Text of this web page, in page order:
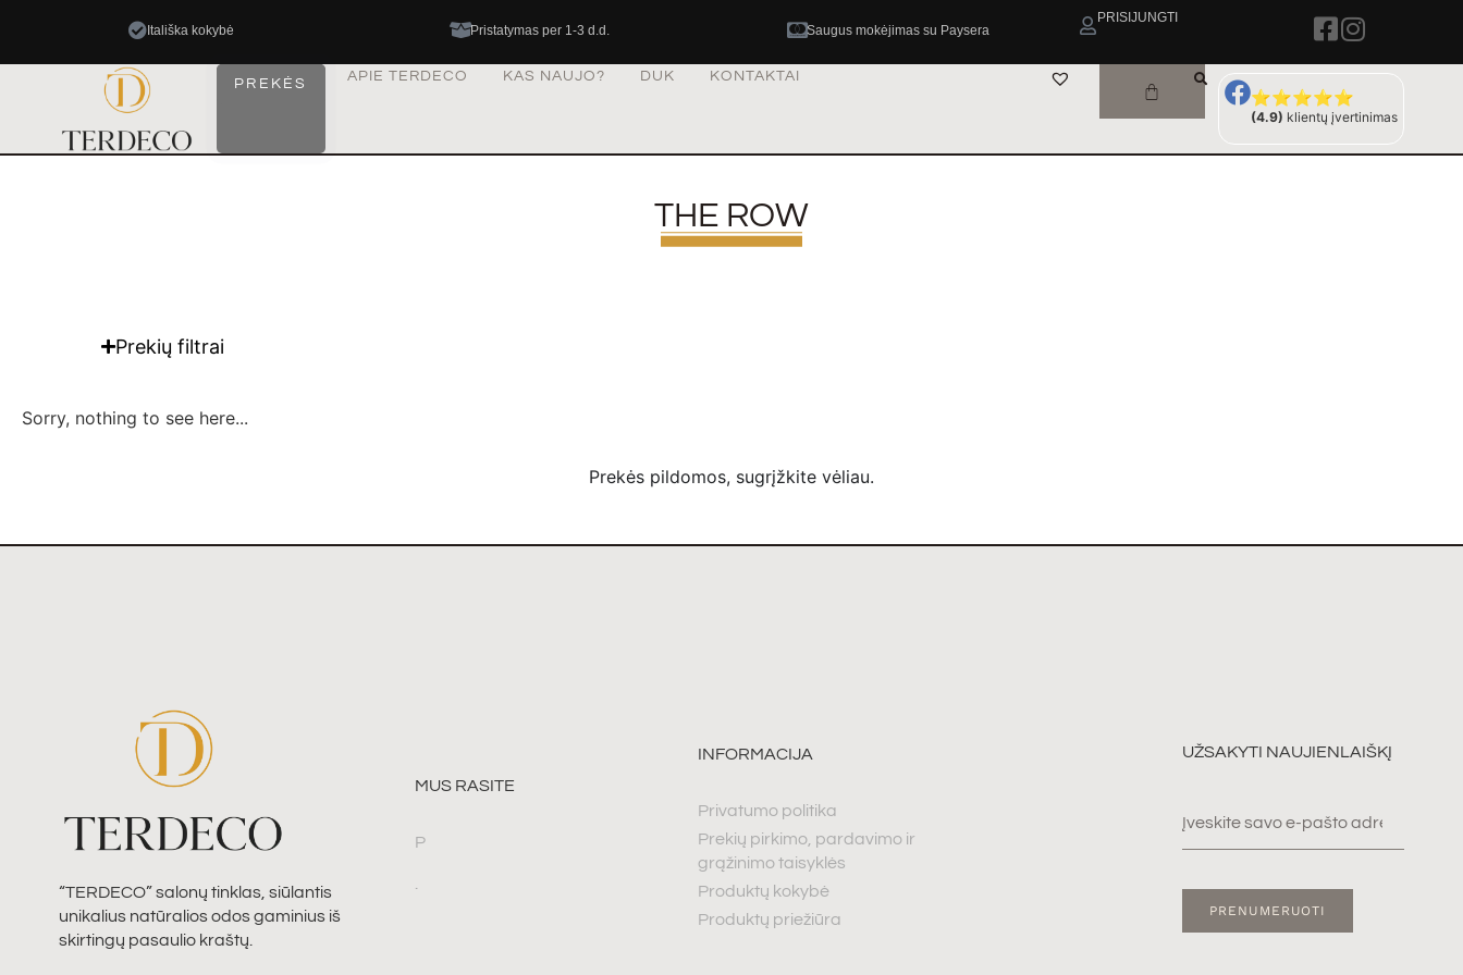
Itališka kokybė Pristatymas per 1-3 d.d. Saugus mokėjimas su Paysera
PRISIJUNGTI
PREKĖS APIE TERDECO KAS NAUJO? DUK KONTAKTAI
⭐⭐⭐⭐⭐
(4.9) klientų įvertinimas
THE ROW
Prekių filtrai
Sorry, nothing to see here...
Prekės pildomos, sugrįžkite vėliau.
“TERDECO” salonų tinklas, siūlantis
unikalius natūralios odos gaminius iš
skirtingų pasaulio kraštų.
MUS RASITE
P
INFORMACIJA
Privatumo politika
Prekių pirkimo, pardavimo ir
grąžinimo taisyklės
Produktų kokybė
Produktų priežiūra
UŽSAKYTI NAUJIENLAIŠKĮ
PRENUMERUOTI